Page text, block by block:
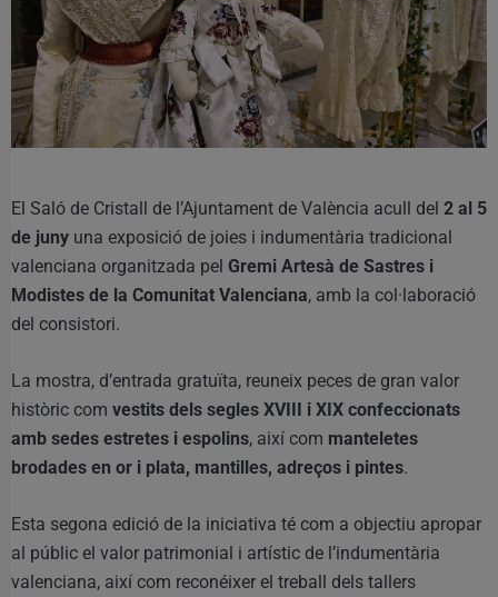
El Saló de Cristall de l’Ajuntament de València acull del 2 al 5
de juny una exposició de joies i indumentària tradicional
valenciana organitzada pel Gremi Artesà de Sastres i
Modistes de la Comunitat Valenciana, amb la col·laboració
del consistori.
La mostra, d’entrada gratuïta, reuneix peces de gran valor
històric com vestits dels segles XVIII i XIX confeccionats
amb sedes estretes i espolins, així com manteletes
brodades en or i plata, mantilles, adreços i pintes.
Esta segona edició de la iniciativa té com a objectiu apropar
al públic el valor patrimonial i artístic de l’indumentària
valenciana, així com reconéixer el treball dels tallers